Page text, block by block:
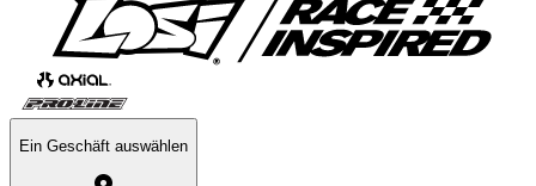
Ein Geschäft auswählen